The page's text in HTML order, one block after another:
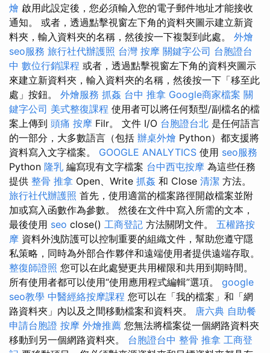
燴 啟用此設定後，您必須輸入您的電子郵件地址才能接收
通知。 或者，透過點擊視窗左下角的資料夾圖示建立新資
料夾，輸入資料夾的名稱，然後按一下複製到此處。 外燴
seo服務 旅行社代辦護照 台灣 按摩 關鍵字公司 台胞證台
中 數位行銷課程 或者，透過點擊視窗左下角的資料夾圖示
來建立新資料夾，輸入資料夾的名稱，然後按一下「移至此
處」按鈕。 外燴服務 抓姦 台中 推拿 Google商家檔案 關
鍵字公司 美式整復課程 使用者可以將任何類型/副檔名的檔
案上傳到 頭痛 按摩 Filr。 文件 I/O 台胞證台北 是任何語言
的一部分，大多數語言（包括 辦桌外燴 Python）都支援將
資料寫入文字檔案。 GOOGLE ANALYTICS 使用 seo服務
Python 隆乳 編寫現有文字檔案 台中西屯按摩 為這些任務
提供 整骨 推拿 Open、Write 抓姦 和 Close 清潔 方法。
旅行社代辦護照 首先，使用適當的檔案路徑開啟檔案並附
加或寫入函數作為參數。 然後在文件中寫入所需的文本，
最後使用 seo close() 工商登記 方法關閉文件。 五權路按
摩 資料外洩防護可以控制重要的組織文件，幫助您遵守隱
私策略，同時為外部合作夥伴和遠端使用者提供遠端存取。
整復師證照 您可以在此處變更共用權限和共用到期時間。
所有使用者都可以使用“使用應用程式編輯”選項。 google
seo教學 中醫經絡按摩課程 您可以在「我的檔案」和「網
路資料夾」內以及之間移動檔案和資料夾。 唐六典 自助餐
申請台胞證 按摩 外燴推薦 您無法將檔案從一個網路資料夾
移動到另一個網路資料夾。 台胞證台中 整骨 推拿 工商登